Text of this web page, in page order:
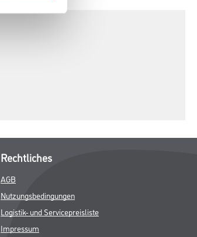
Rechtliches
AGB
Nutzungsbedingungen
Logistik- und Servicepreisliste
Impressum